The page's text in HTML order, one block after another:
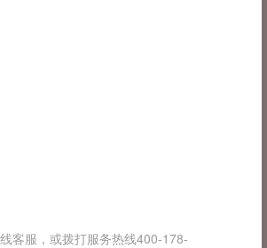
客服，或拨打服务热线400-178-